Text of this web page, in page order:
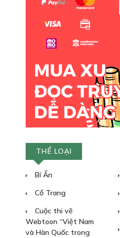
THỂ LOẠI
Bí Ẩn
Cổ Trang
Cuộc thi vẽ
Webtoon “Việt Nam
và Hàn Quốc trong